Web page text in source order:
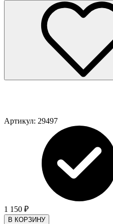
Артикул: 29497
1 150 ₽
В КОРЗИНУ